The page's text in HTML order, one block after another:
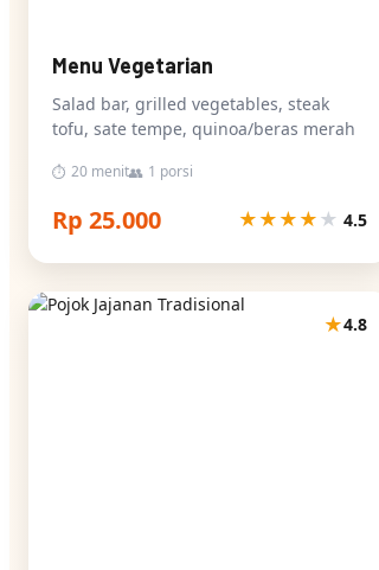
Menu Vegetarian
Salad bar, grilled vegetables, steak
tofu, sate tempe, quinoa/beras merah
⏱ 20 menit👥 1 porsi
Rp 25.000 ★★★★★ 4.5
★4.8